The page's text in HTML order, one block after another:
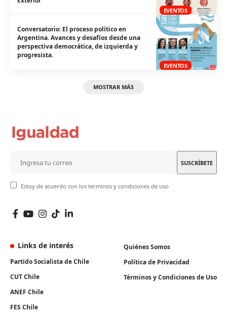
EVENTOS
EVENTOS
Conversatorio: El proceso político en
Argentina. Avances y desafíos desde una
perspectiva democrática, de izquierda y
progresista.
MOSTRAR MÁS
Estoy de acuerdo con los terminos y condiciones de uso
Links de interés
Partido Socialista de Chile
CUT Chile
ANEF Chile
FES Chile
Quiénes Somos
Política de Privacidad
Términos y Condiciones de Uso